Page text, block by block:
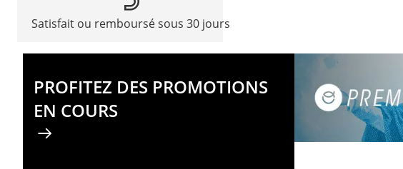
Satisfait ou remboursé sous 30 jours
PROFITEZ DES PROMOTIONS
EN COURS